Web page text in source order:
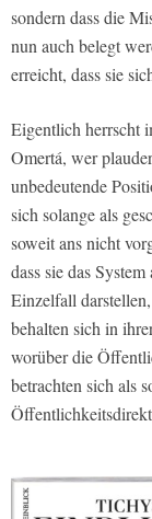
sondern dass die
nun auch belegt
erreicht, dass sie
Eigentlich herrscht
Omertá, wer
unbedeutende
sich solange als
soweit ans nicht
dass sie das
Einzelfall
behalten sich in
worüber die
betrachten sich als